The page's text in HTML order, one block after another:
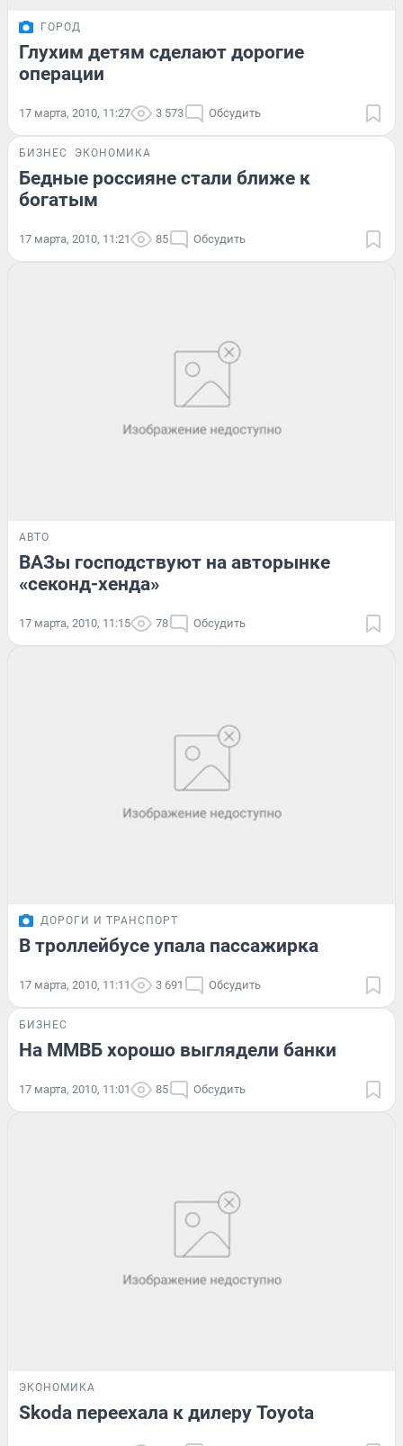
ГОРОД
Глухим детям сделают дорогие
операции
17 марта, 2010, 11:27 3 573 Обсудить
БИЗНЕС ЭКОНОМИКА
Бедные россияне стали ближе к
богатым
17 марта, 2010, 11:21 85 Обсудить
АВТО
ВАЗы господствуют на авторынке
«секонд-хенда»
17 марта, 2010, 11:15 78 Обсудить
ДОРОГИ И ТРАНСПОРТ
В троллейбусе упала пассажирка
17 марта, 2010, 11:11 3 691 Обсудить
БИЗНЕС
На ММВБ хорошо выглядели банки
17 марта, 2010, 11:01 85 Обсудить
ЭКОНОМИКА
Skoda переехала к дилеру Toyota